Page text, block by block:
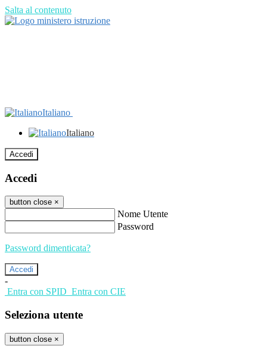
Salta al contenuto
Italiano
Italiano
Accedi
Accedi
button close ×
Nome Utente
Password
Password dimenticata?
-
Entra con SPID Entra con CIE
Seleziona utente
button close ×